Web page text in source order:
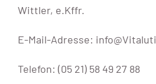
Wittler, e.Kffr.
E-Mail-Adresse:
Telefon: (05 21) 58 49 27 88